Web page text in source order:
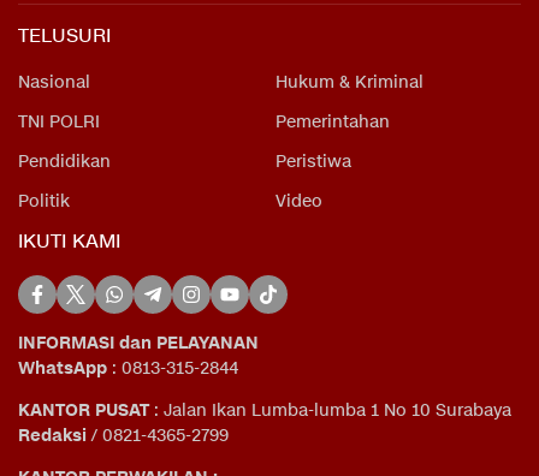
TELUSURI
Nasional
Hukum & Kriminal
TNI POLRI
Pemerintahan
Pendidikan
Peristiwa
Politik
Video
IKUTI KAMI
INFORMASI dan PELAYANAN
WhatsApp : 0813-315-2844
KANTOR PUSAT: Jalan Ikan Lumba-lumba 1 No 10 Surabaya
Redaksi / 0821-4365-2799